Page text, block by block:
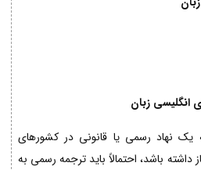
انگلیسی زبان
یک نهاد رسمی یا قانونی در کشورهای
داشته باشد، احتمالاً باید ترجمه رسمی به